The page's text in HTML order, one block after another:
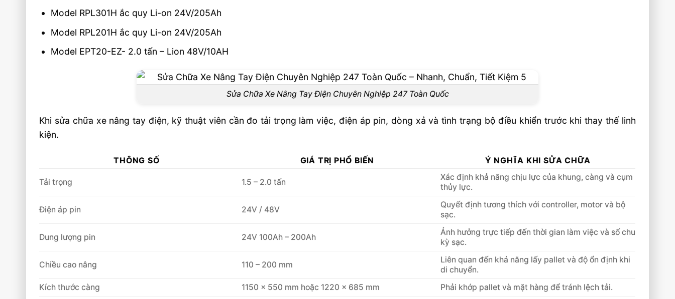
Model RPL301H ắc quy Li-on 24V/205Ah
Model RPL201H ắc quy Li-on 24V/205Ah
Model EPT20-EZ- 2.0 tấn – Lion 48V/10AH
Sửa Chữa Xe Nâng Tay Điện Chuyên Nghiệp 247 Toàn Quốc
Khi sửa chữa xe nâng tay điện, kỹ thuật viên cần đo tải trọng làm việc, điện áp pin, dòng xả và tình trạng bộ điều khiển trước khi thay thế linh
kiện.
THÔNG SỐ GIÁ TRỊ PHỔ BIẾN Ý NGHĨA KHI SỬA CHỮA
Tải trọng 1.5 – 2.0 tấn
Xác định khả năng chịu lực của khung, càng và cụm
thủy lực.
Điện áp pin 24V / 48V
Quyết định tương thích với controller, motor và bộ
sạc.
Dung lượng pin 24V 100Ah – 200Ah
Ảnh hưởng trực tiếp đến thời gian làm việc và số chu
kỳ sạc.
Chiều cao nâng 110 – 200 mm
Liên quan đến khả năng lấy pallet và độ ổn định khi
di chuyển.
Kích thước càng
1150 x 550 mm hoặc 1220 x 685 mm Phải khớp pallet và mặt hàng để tránh lệch tải.